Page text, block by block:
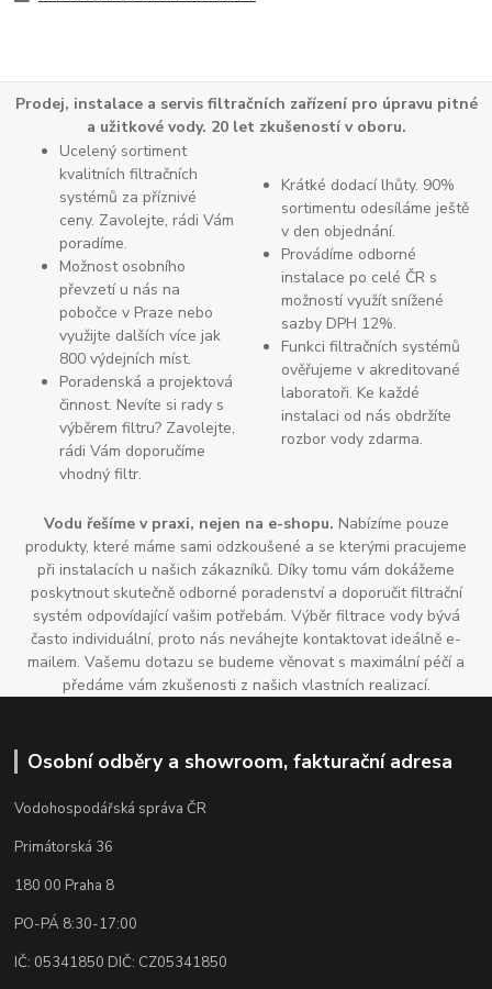
Prodej, instalace a servis filtračních zařízení pro úpravu pitné
a užitkové vody. 20 let zkušeností v oboru.
Ucelený sortiment
kvalitních filtračních
systémů za příznivé
ceny. Zavolejte, rádi Vám
poradíme.
Možnost osobního
převzetí u nás na
pobočce v Praze nebo
využijte dalších více jak
800 výdejních míst.
Poradenská a projektová
činnost. Nevíte si rady s
výběrem filtru? Zavolejte,
rádi Vám doporučíme
vhodný filtr.
Krátké dodací lhůty. 90%
sortimentu odesíláme ještě
v den objednání.
Provádíme odborné
instalace po celé ČR s
možností využít snížené
sazby DPH 12%.
Funkci filtračních systémů
ověřujeme v akreditované
laboratoři. Ke každé
instalaci od nás obdržíte
rozbor vody zdarma.
Vodu řešíme v praxi, nejen na e-shopu. Nabízíme pouze
produkty, které máme sami odzkoušené a se kterými pracujeme
při instalacích u našich zákazníků. Díky tomu vám dokážeme
poskytnout skutečně odborné poradenství a doporučit filtrační
systém odpovídající vašim potřebám. Výběr filtrace vody bývá
často individuální, proto nás neváhejte kontaktovat ideálně e-
mailem. Vašemu dotazu se budeme věnovat s maximální péčí a
předáme vám zkušenosti z našich vlastních realizací.
Osobní odběry a showroom, fakturační adresa
Vodohospodářská správa ČR
Primátorská 36
180 00 Praha 8
PO-PÁ 8:30-17:00
IČ: 05341850 DIČ: CZ05341850